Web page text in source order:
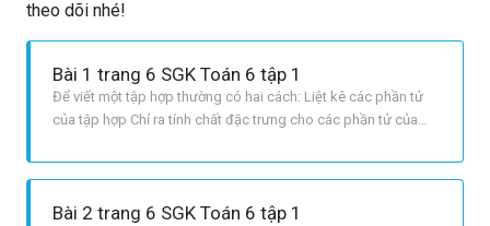
theo dõi nhé!
Bài 1 trang 6 SGK Toán 6 tập 1
Để viết một tập hợp thường có hai cách: Liệt kê các phần tử
của tập hợp Chỉ ra tính chất đặc trưng cho các phần tử của
số tự nhiên lớn hơn 8 và nhỏ hơn 14 nên 8 và 14 không thuộc
Bài 2 trang 6 SGK Toán 6 tập 1